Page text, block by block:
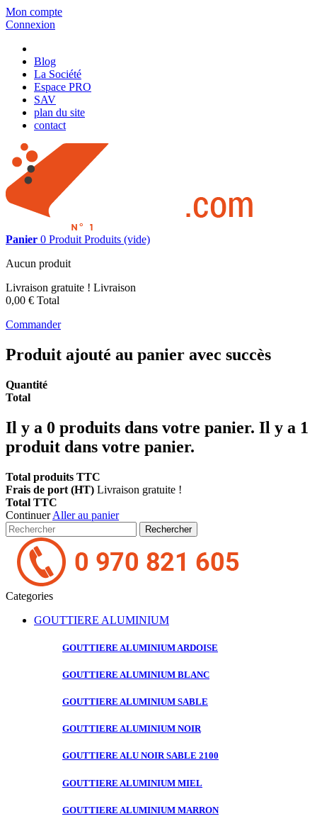
Mon compte
Connexion
Blog
La Société
Espace PRO
SAV
plan du site
contact
Panier 0 Produit Produits (vide)
Aucun produit
Livraison gratuite ! Livraison
0,00 € Total
Commander
Produit ajouté au panier avec succès
Quantité
Total
Il y a 0 produits dans votre panier. Il y a 1
produit dans votre panier.
Total produits TTC
Frais de port (HT) Livraison gratuite !
Total TTC
ContinuerAller au panier
Rechercher
Categories
GOUTTIERE ALUMINIUM
GOUTTIERE ALUMINIUM ARDOISE
GOUTTIERE ALUMINIUM BLANC
GOUTTIERE ALUMINIUM SABLE
GOUTTIERE ALUMINIUM NOIR
GOUTTIERE ALU NOIR SABLE 2100
GOUTTIERE ALUMINIUM MIEL
GOUTTIERE ALUMINIUM MARRON